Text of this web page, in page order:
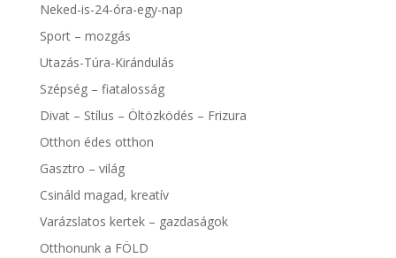
Neked-is-24-óra-egy-nap
Sport – mozgás
Utazás-Túra-Kirándulás
Szépség – fiatalosság
Divat – Stílus – Öltözködés – Frizura
Otthon édes otthon
Gasztro – világ
Csináld magad, kreatív
Varázslatos kertek – gazdaságok
Otthonunk a FÖLD